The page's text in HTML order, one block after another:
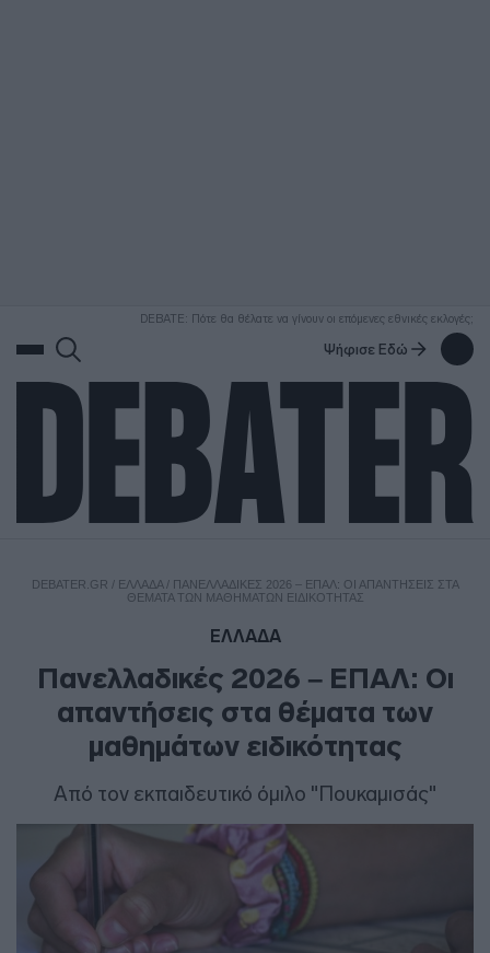
DEBATE: Πότε θα θέλατε να γίνουν οι επόμενες εθνικές εκλογές;
Ψήφισε Εδώ
DEBATER.GR / ΕΛΛΑΔΑ/ ΠΑΝΕΛΛΑΔΙΚΈΣ 2026 – ΕΠΑΛ: ΟΙ ΑΠΑΝΤΉΣΕΙΣ ΣΤΑ
ΘΈΜΑΤΑ ΤΩΝ ΜΑΘΗΜΆΤΩΝ ΕΙΔΙΚΌΤΗΤΑΣ
ΕΛΛΑΔΑ
Πανελλαδικές 2026 – ΕΠΑΛ: Οι
απαντήσεις στα θέματα των
μαθημάτων ειδικότητας
Από τον εκπαιδευτικό όμιλο "Πουκαμισάς"